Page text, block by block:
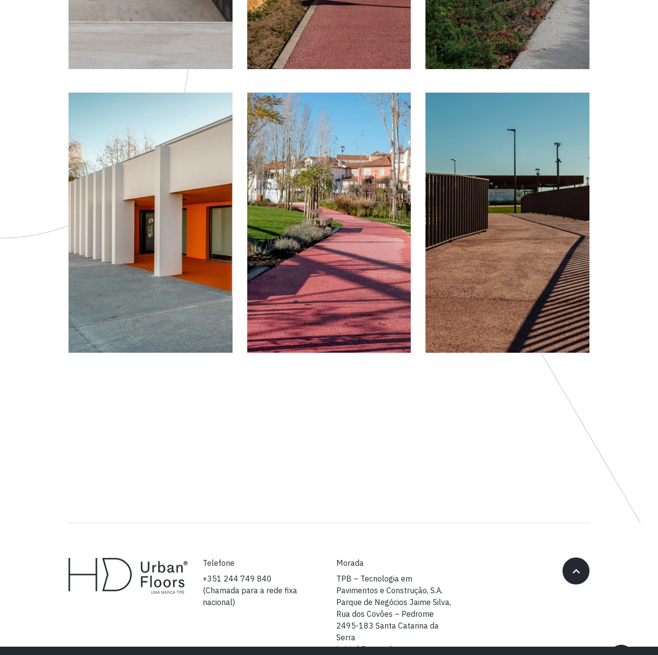
Telefone
+351 244 749 840
(Chamada para a rede fixa
nacional)
Morada
TPB – Tecnologia em
Pavimentos e Construção, S.A.
Parque de Negócios Jaime Silva,
Rua dos Covões – Pedrome
2495-183 Santa Catarina da
Serra
Leiria | Portugal